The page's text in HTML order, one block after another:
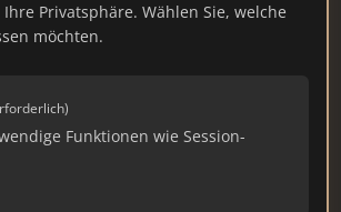
Privatsphäre. Wählen Sie, welche
möchten.
Funktionen wie Session-
Hof –
Juli 2026
446